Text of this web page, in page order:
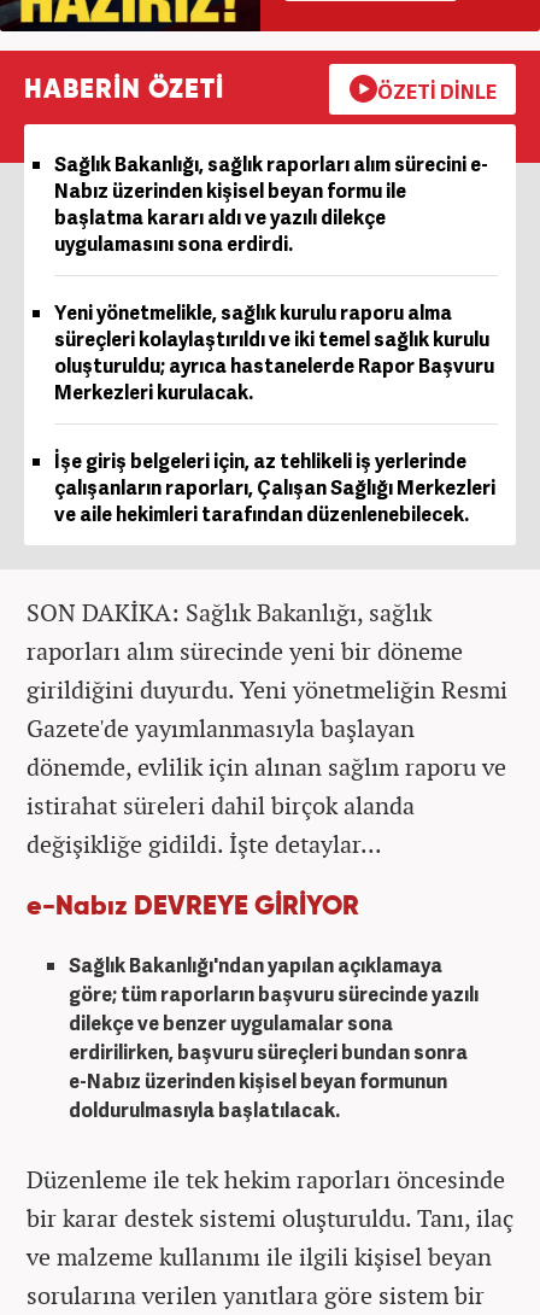
HABERİN ÖZETİ ÖZETİ DİNLE
Sağlık Bakanlığı, sağlık raporları alım sürecini e-
Nabız üzerinden kişisel beyan formu ile
başlatma kararı aldı ve yazılı dilekçe
uygulamasını sona erdirdi.
Yeni yönetmelikle, sağlık kurulu raporu alma
süreçleri kolaylaştırıldı ve iki temel sağlık kurulu
oluşturuldu; ayrıca hastanelerde Rapor Başvuru
Merkezleri kurulacak.
İşe giriş belgeleri için, az tehlikeli iş yerlerinde
çalışanların raporları, Çalışan Sağlığı Merkezleri
ve aile hekimleri tarafından düzenlenebilecek.
SON DAKİKA: Sağlık Bakanlığı, sağlık
raporları alım sürecinde yeni bir döneme
girildiğini duyurdu. Yeni yönetmeliğin Resmi
Gazete'de yayımlanmasıyla başlayan
dönemde, evlilik için alınan sağlım raporu ve
istirahat süreleri dahil birçok alanda
değişikliğe gidildi. İşte detaylar...
e-Nabız DEVREYE GİRİYOR
Sağlık Bakanlığı'ndan yapılan açıklamaya
göre; tüm raporların başvuru sürecinde yazılı
dilekçe ve benzer uygulamalar sona
erdirilirken, başvuru süreçleri bundan sonra
e-Nabız üzerinden kişisel beyan formunun
doldurulmasıyla başlatılacak.
Düzenleme ile tek hekim raporları öncesinde
bir karar destek sistemi oluşturuldu. Tanı, ilaç
ve malzeme kullanımı ile ilgili kişisel beyan
sorularına verilen yanıtlara göre sistem bir